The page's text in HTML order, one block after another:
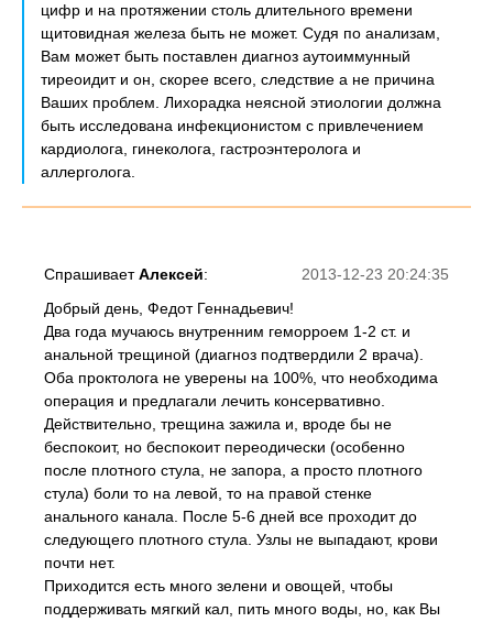
цифр и на протяжении столь длительного времени
щитовидная железа быть не может. Судя по анализам,
Вам может быть поставлен диагноз аутоиммунный
тиреоидит и он, скорее всего, следствие а не причина
Ваших проблем. Лихорадка неясной этиологии должна
быть исследована инфекционистом с привлечением
кардиолога, гинеколога, гастроэнтеролога и
аллерголога.
2013-12-23 20:24:35
СпрашиваетАлексей:
Добрый день, Федот Геннадьевич!
Два года мучаюсь внутренним геморроем 1-2 ст. и
анальной трещиной (диагноз подтвердили 2 врача).
Оба проктолога не уверены на 100%, что необходима
операция и предлагали лечить консервативно.
Действительно, трещина зажила и, вроде бы не
беспокоит, но беспокоит переодически (особенно
после плотного стула, не запора, а просто плотного
стула) боли то на левой, то на правой стенке
анального канала. После 5-6 дней все проходит до
следующего плотного стула. Узлы не выпадают, крови
почти нет.
Приходится есть много зелени и овощей, чтобы
поддерживать мягкий кал, пить много воды, но, как Вы